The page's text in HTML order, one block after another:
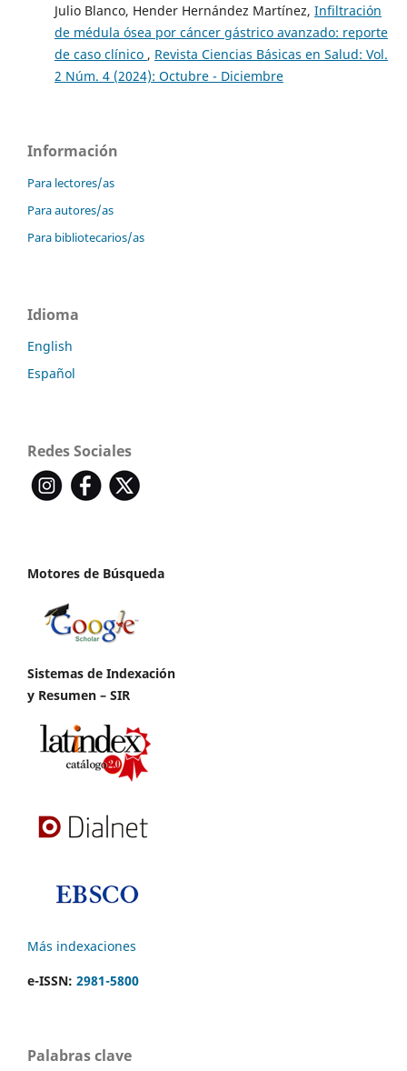
Julio Blanco, Hender Hernández Martínez, Infiltración
de médula ósea por cáncer gástrico avanzado: reporte
de caso clínico , Revista Ciencias Básicas en Salud: Vol.
2 Núm. 4 (2024): Octubre - Diciembre
Información
Para lectores/as
Para autores/as
Para bibliotecarios/as
Idioma
English
Español
Redes Sociales
Motores de Búsqueda
Sistemas de Indexación
y Resumen – SIR
Más indexaciones
e-ISSN: 2981-5800
Palabras clave